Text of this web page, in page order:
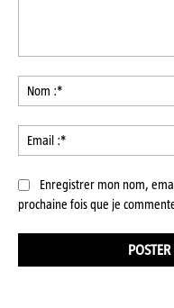
Enregistrer mon nom,
prochaine fois que je